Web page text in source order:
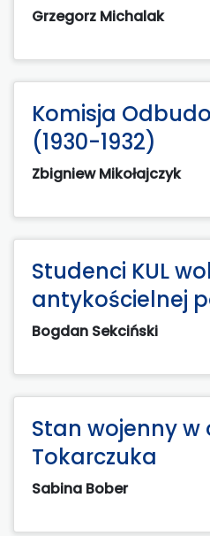
Grzegorz Michalak
Komisja
(1930-1932)
Zbigniew Mikołajczyk
Studenci KUL
antykościelnej
Bogdan Sekciński
Stan wojenny w
Tokarczuka
Sabina Bober